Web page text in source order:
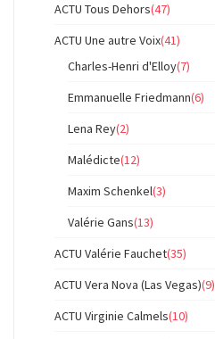
ACTU Tous Dehors(47)
ACTU Une autre Voix(41)
Charles-Henri d'Elloy(7)
Emmanuelle Friedmann(6)
Lena Rey(2)
Malédicte(12)
Maxim Schenkel(3)
Valérie Gans(13)
ACTU Valérie Fauchet(35)
ACTU Vera Nova (Las Vegas)(9)
ACTU Virginie Calmels(10)